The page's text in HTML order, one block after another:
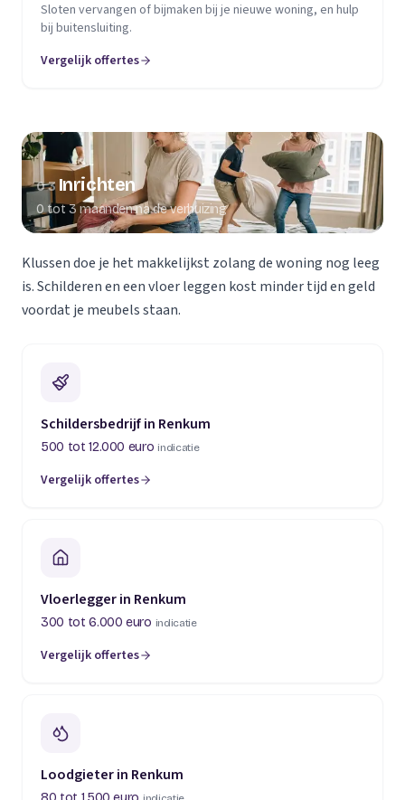
Sloten vervangen of bijmaken bij je nieuwe woning, en hulp
bij buitensluiting.
Vergelijk offertes
03 Inrichten
0 tot 3 maanden na de verhuizing
Klussen doe je het makkelijkst zolang de woning nog leeg
is. Schilderen en een vloer leggen kost minder tijd en geld
voordat je meubels staan.
Schildersbedrijf in Renkum
500 tot 12.000 euro indicatie
Vergelijk offertes
Vloerlegger in Renkum
300 tot 6.000 euro indicatie
Vergelijk offertes
Loodgieter in Renkum